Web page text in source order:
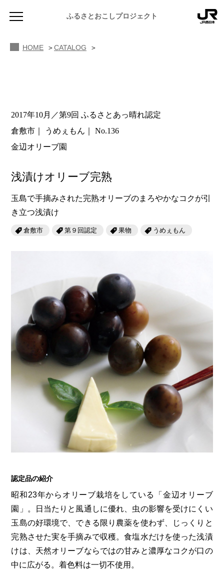
ふるさとおこしプロジェクト
お知らせ
ふるさと散歩
あの駅この駅
おのえきTIMES
JR西日本グループのおみやげ開発
せとうちの果実 清涼飲料水
雑貨シリーズ
恋するジャージー 瀬戸田レモン
蒜山ショコラ
蒜山ショコラクッキーズ
せとうちのおいしいシリーズ
生スフレ ふわり～ぬ
せとうちの果実 チューハイ
ふるさとあっ晴れ認定
マップ・一覧から探す
カテゴリー・タグ・キーワードから探す
第16回 第15回 未来へつなぐ人
第14回 持続と進化 せとうちの海を育む山々
第12回 挑戦 第11回 せとうち
岡山・備後の果物 第9回 岡山・備後のうめぇもん
第7回 美作市/西粟倉村/奈義町/勝央町
瀬戸内市/備前市/和気町/赤磐市 第5回 津山市/鏡野町/吉備中央町/久米南町/美咲町
第2回 真庭市/新庄村 第1回 新見市/高梁市/総社市/井原市/矢掛町
ふるさとあっ晴れ認定とは デジタルカタログ
Urara
SAKU美SAKU楽
SETOUCHI TRAIN
La Malle de Bois
地酒列車
スローライフ列車
ABOUT
JR岡山の地域共生
ふるさとおこしプロジェクトとは
活動内容
HOME CATALOG
2017年10月／第9回 ふるさとあっ晴れ認定
倉敷市
うめぇもん
No.136
金辺オリーブ園
浅漬けオリーブ完熟
玉島で手摘みされた完熟オリーブのまろやかなコクが引
き立つ浅漬け
倉敷市 第９回認定 果物 うめぇもん
認定品の紹介
昭和23年からオリーブ栽培をしている「金辺オリーブ
園」。日当たりと風通しに優れ、虫の影響を受けにくい
玉島の好環境で、できる限り農薬を使わず、じっくりと
完熟させた実を手摘みで収穫。食塩水だけを使った浅漬
けは、天然オリーブならではの甘みと濃厚なコクが口の
中に広がる。着色料は一切不使用。